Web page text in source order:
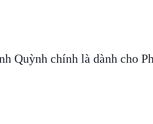
Quỳnh chính là dành cho